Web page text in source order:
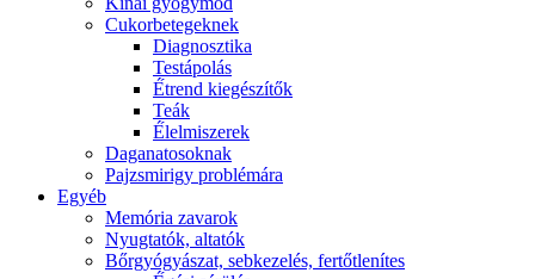
Cukorbetegeknek
Diagnosztika
Testápolás
É́trend kiegészítők
Teák
É́lelmiszerek
Daganatosoknak
Pajzsmirigy problémára
Egyéb
Memória zavarok
Nyugtatók, altatók
Bőrgyógyászat, sebkezelés, fertőtlenítes